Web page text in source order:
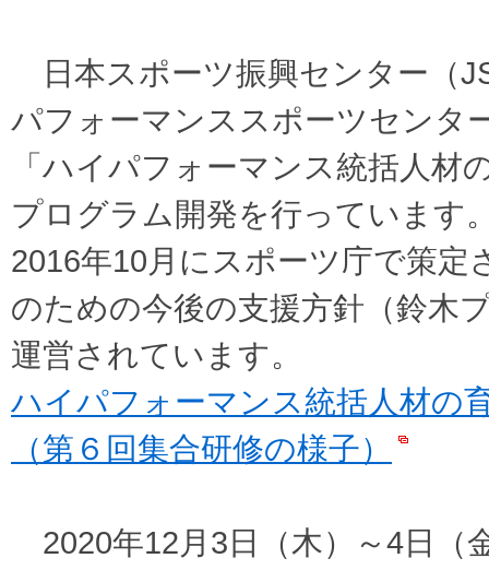
日本スポーツ振興センター（
パフォーマンススポーツセンタ
「ハイパフォーマンス統括人材
プログラム開発を行っています
2016年10月にスポーツ庁で策定
のための今後の支援方針（鈴木
運営されています。
ハイパフォーマンス統括人材の
（第６回集合研修の様子）
2020年12月3日（木）～4日（